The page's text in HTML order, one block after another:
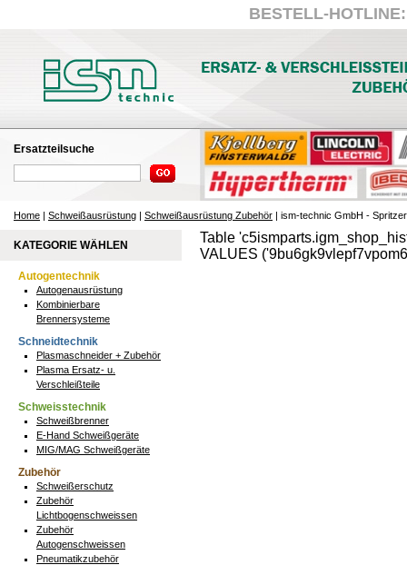
BESTELL-
Ersatzteilsuche
Home | Schweißausrüstung | Schweißausrüstung Zubehör | ism-technic GmbH -
KATEGORIE WÄHLEN
Autogentechnik
Autogenausrüstung
Kombinierbare
Brennersysteme
Schneidtechnik
Plasmaschneider + Zubehör
Plasma Ersatz- u.
Verschleißteile
Schweisstechnik
Schweißbrenner
E-Hand Schweißgeräte
MIG/MAG Schweißgeräte
Zubehör
Schweißerschutz
Zubehör
Lichtbogenschweissen
Zubehör
Autogenschweissen
Pneumatikzubehör
Table
VALUES